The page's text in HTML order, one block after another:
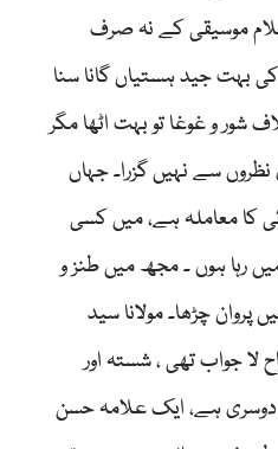
موسیقی کے نہ صرف
جید ہستیاں گانا سنا
و غوغا تو بہت اٹھا مگر
سے نہیں گزرا۔ جہاں
معاملہ ہے، میں کسی
ہوں ۔ مجھ میں طنز و
چڑھا۔ مولانا سید
جواب تھی ، شستہ اور
ہے، ایک علامہ حسن